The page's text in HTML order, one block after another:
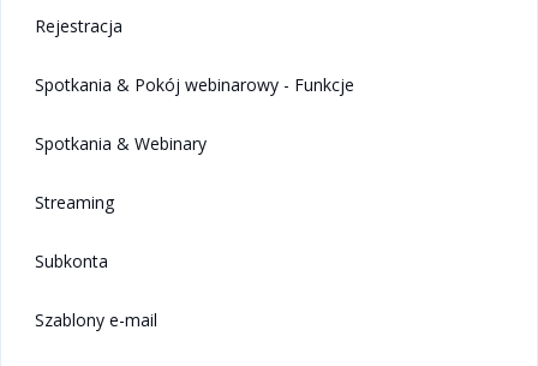
Rejestracja
Spotkania & Pokój webinarowy - Funkcje
Spotkania & Webinary
Streaming
Subkonta
Szablony e-mail